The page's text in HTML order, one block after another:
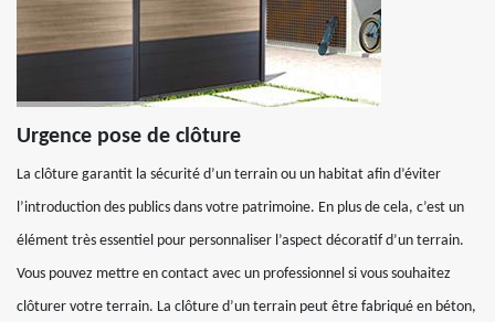
Urgence pose de clôture
La clôture garantit la sécurité d’un terrain ou un habitat afin d’éviter
l’introduction des publics dans votre patrimoine. En plus de cela, c’est un
élément très essentiel pour personnaliser l’aspect décoratif d’un terrain.
Vous pouvez mettre en contact avec un professionnel si vous souhaitez
clôturer votre terrain. La clôture d’un terrain peut être fabriqué en béton,